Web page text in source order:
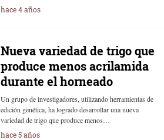
hace 4 años
Nueva variedad de trigo que
produce menos acrilamida
durante el horneado
Un grupo de investigadores, utilizando herramientas de
edición genética, ha logrado desarrollar una nueva
variedad de trigo que produce menos…
hace 5 años